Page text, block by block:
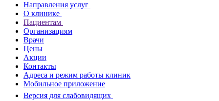
Направления услуг
О клинике
Пациентам
Организациям
Врачи
Цены
Акции
Контакты
Адреса и режим работы клиник
Мобильное приложение
Версия для слабовидящих